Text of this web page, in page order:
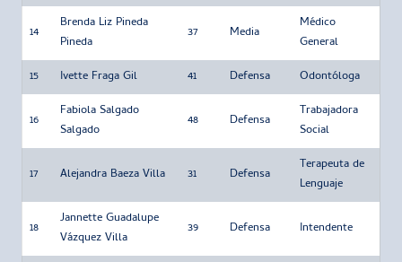
14
Brenda Liz Pineda
Pineda
37 Media
Médico
General
15
Ivette Fraga Gil 41 Defensa Odontóloga
16
Fabiola Salgado
Salgado
48 Defensa
Trabajadora
Social
17 Alejandra Baeza Villa 31 Defensa
Terapeuta de
Lenguaje
18
Jannette Guadalupe
Vázquez Villa
39 Defensa Intendente